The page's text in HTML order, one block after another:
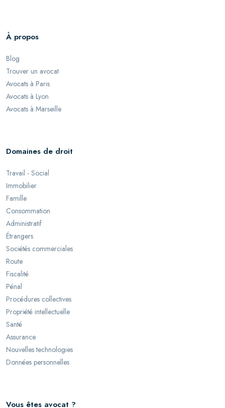
À propos
Blog
Trouver un avocat
Avocats à Paris
Avocats à Lyon
Avocats à Marseille
Domaines de droit
Travail - Social
Immobilier
Famille
Consommation
Administratif
Étrangers
Sociétés commerciales
Route
Fiscalité
Pénal
Procédures collectives
Propriété intellectuelle
Santé
Assurance
Nouvelles technologies
Données personnelles
Vous êtes avocat ?